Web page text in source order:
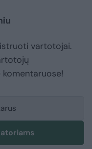
vartotojai.